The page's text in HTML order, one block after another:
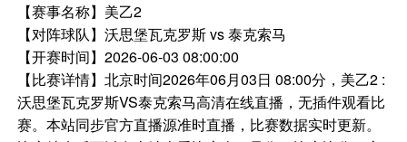
【赛事名称】 美乙2
【对阵球队】沃思堡瓦克罗斯 vs 泰克索马
【开赛时间】2026-06-03 08:00:00
【比赛详情】北京时间2026年06月03日 08:00分，美乙2 :
沃思堡瓦克罗斯VS泰克索马高清在线直播，无插件观看比
赛。本站同步官方直播源准时直播，比赛数据实时更新。